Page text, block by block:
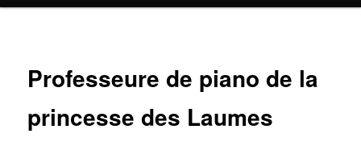
Professeure de piano de la
princesse des Laumes